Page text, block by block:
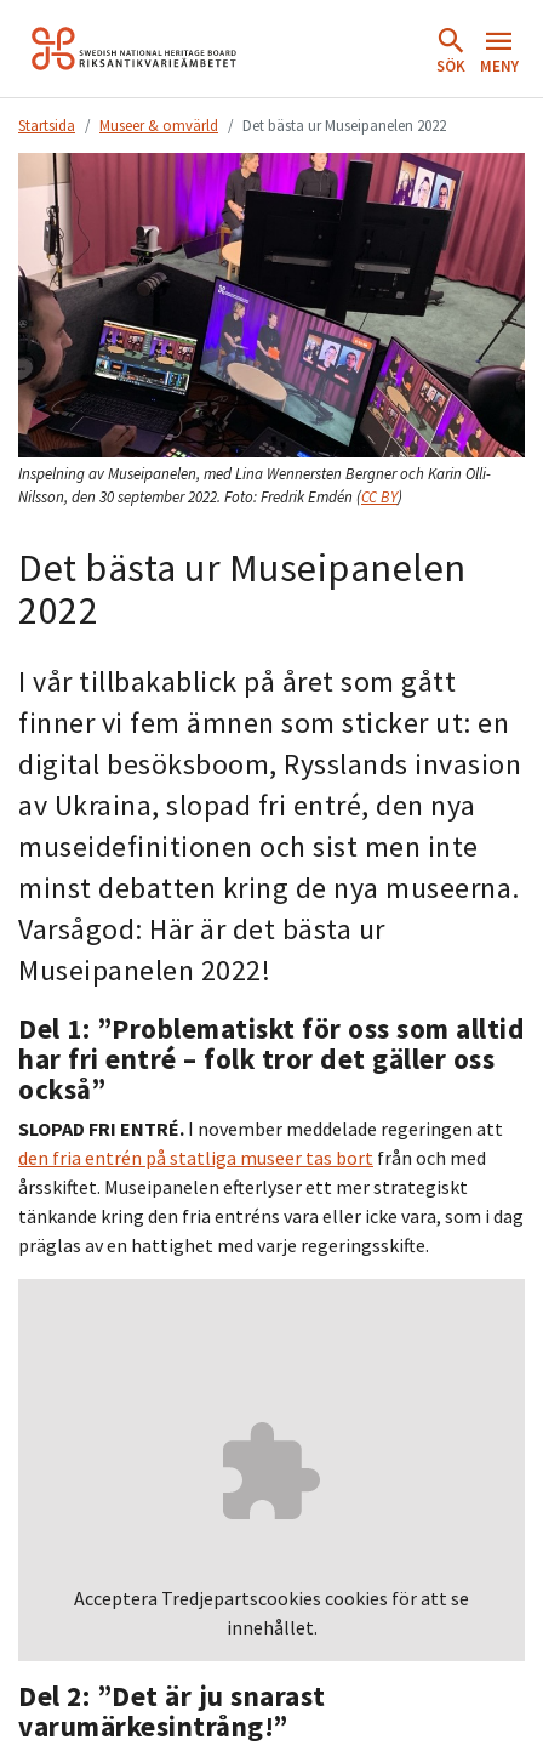
Hoppa
till
SÖK MENY
Startsida Museer & omvärld Det bästa ur Museipanelen 2022
Inspelning av Museipanelen, med Lina Wennersten Bergner och Karin Olli-
Nilsson, den 30 september 2022. Foto:Fredrik Emdén (CC BY)
Det bästa ur Museipanelen
2022
I vår tillbakablick på året som gått
finner vi fem ämnen som sticker ut: en
digital besöksboom, Rysslands invasion
av Ukraina, slopad fri entré, den nya
museidefinitionen och sist men inte
minst debatten kring de nya museerna.
Varsågod: Här är det bästa ur
Museipanelen 2022!
Del 1: ”Problematiskt för oss som alltid
har fri entré – folk tror det gäller oss
också”
SLOPAD FRI ENTRÉ. I november meddelade regeringen att
den fria entrén på statliga museer tas bort från och med
årsskiftet. Museipanelen efterlyser ett mer strategiskt
tänkande kring den fria entréns vara eller icke vara, som i dag
präglas av en hattighet med varje regeringsskifte.
Acceptera Tredjepartscookies cookies för att se
innehållet.
Del 2: ”Det är ju snarast
varumärkesintrång!”